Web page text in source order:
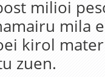
milioi
mila
kirol
zuen.